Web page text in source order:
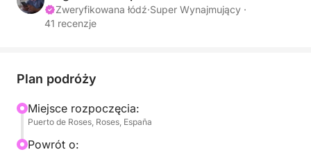
Zweryfikowana łódź·Super Wynajmujący ·
41 recenzje
Plan podróży
Miejsce rozpoczęcia:
Puerto de Roses, Roses, España
Powrót o: